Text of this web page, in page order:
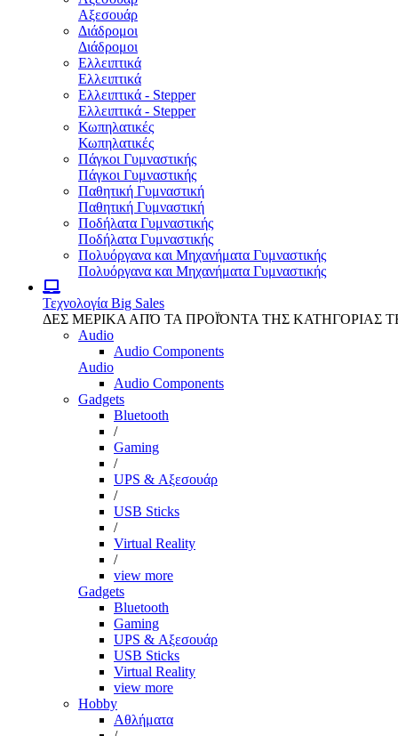
Αξεσουάρ
Διάδρομοι
Διάδρομοι
Ελλειπτικά
Ελλειπτικά
Ελλειπτικά - Stepper
Ελλειπτικά - Stepper
Κωπηλατικές
Κωπηλατικές
Πάγκοι Γυμναστικής
Πάγκοι Γυμναστικής
Παθητική Γυμναστική
Παθητική Γυμναστική
Ποδήλατα Γυμναστικής
Ποδήλατα Γυμναστικής
Πολυόργανα και Μηχανήματα Γυμναστικής
Πολυόργανα και Μηχανήματα Γυμναστικής
Τεχνολογία Big Sales
ΔΕΣ ΜΕΡΙΚΑ ΑΠΌ ΤΑ ΠΡΟΪΌΝΤΑ ΤΗΣ ΚΑΤΗΓΟΡΙΑΣ
Audio
Audio Components
Audio
Audio Components
Gadgets
Bluetooth
/
Gaming
/
UPS & Αξεσουάρ
/
USB Sticks
/
Virtual Reality
/
view more
Gadgets
Bluetooth
Gaming
UPS & Αξεσουάρ
USB Sticks
Virtual Reality
view more
Hobby
Αθλήματα